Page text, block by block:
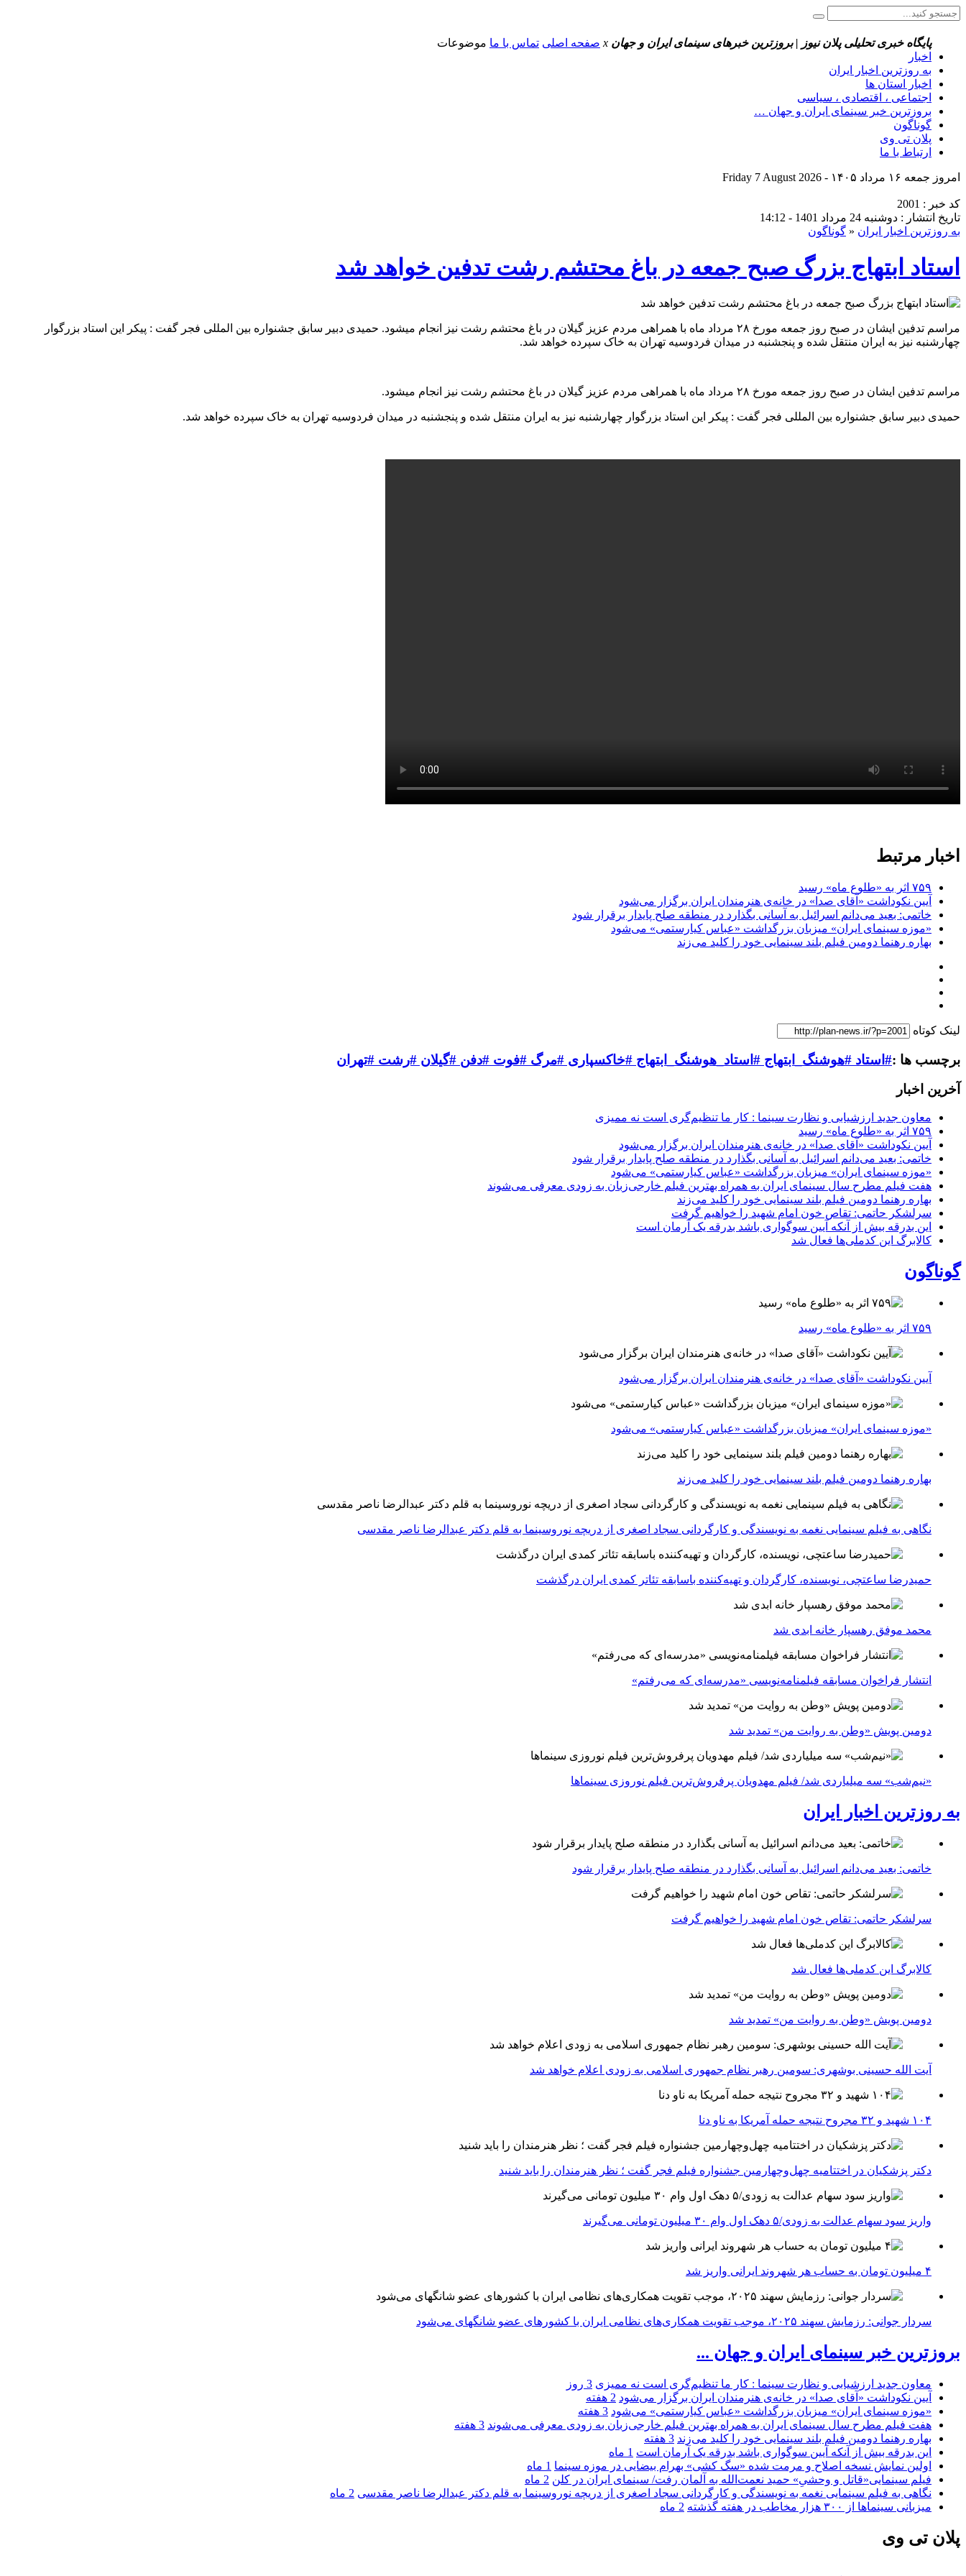
پایگاه خبری تحلیلی پلان نیوز | بروزترین خبرهای سینمای ایران و جهان x صفحه اصلی تماس با ما موضوعات
اخبار
به روزترین اخبار ایران
اخبار استان ها
اجتماعی ، اقتصادی ، سیاسی
بروزترین خبر سینمای ایران و جهان …
گوناگون
پلان تی وی
ارتباط با ما
امروز جمعه ۱۶ مرداد ۱۴۰۵ - Friday 7 August 2026
کد خبر : 2001
تاریخ انتشار : دوشنبه 24 مرداد 1401 - 14:12
به روزترین اخبار ایران « گوناگون
استاد ابتهاج بزرگ صبح جمعه در باغ محتشم رشت تدفین خواهد شد
مراسم تدفین ایشان در صبح روز جمعه مورخ ۲۸ مرداد ماه با همراهی مردم عزیز گیلان در باغ محتشم رشت نیز انجام میشود. حمیدی دبیر سابق جشنواره بین المللی فجر گفت : پیکر این استاد بزرگوار
چهارشنبه نیز به ایران منتقل شده و پنجشنبه در میدان فردوسیه تهران به خاک سپرده خواهد شد.
مراسم تدفین ایشان در صبح روز جمعه مورخ ۲۸ مرداد ماه با همراهی مردم عزیز گیلان در باغ محتشم رشت نیز انجام میشود.
حمیدی دبیر سابق جشنواره بین المللی فجر گفت : پیکر این استاد بزرگوار چهارشنبه نیز به ایران منتقل شده و پنجشنبه در میدان فردوسیه تهران به خاک سپرده خواهد شد.
اخبار مرتبط
۷۵۹ اثر به «طلوع ماه» رسید
آیین نکوداشت «آقای صدا» در خانه‌ی هنرمندان ایران برگزار می‌شود
خاتمی: بعید می‌دانم اسرائیل به آسانی بگذارد در منطقه صلح پایدار برقرار شود
«موزه سینمای ایران» میزبان بزرگداشت «عباس کیارستمی» می‌شود
بهاره رهنما دومین فیلم بلند سینمایی خود را کلید می‌زند
لینک کوتاه
برچسب ها :#استاد #هوشنگ_ابتهاج #استاد_هوشنگ_ابتهاج #خاکسپاری #مرگ #فوت #دفن #گیلان #رشت #تهران
آخرین اخبار
معاون جدید ارزشیابی و نظارت سینما : کار ما تنظیم‌گری است نه ممیزی
۷۵۹ اثر به «طلوع ماه» رسید
آیین نکوداشت «آقای صدا» در خانه‌ی هنرمندان ایران برگزار می‌شود
خاتمی: بعید می‌دانم اسرائیل به آسانی بگذارد در منطقه صلح پایدار برقرار شود
«موزه سینمای ایران» میزبان بزرگداشت «عباس کیارستمی» می‌شود
هفت فیلم مطرح سال سینمای ایران به همراه بهترین فیلم خارجی‌زبان به زودی معرفی می‌شوند
بهاره رهنما دومین فیلم بلند سینمایی خود را کلید می‌زند
سرلشکر حاتمی: تقاص خون امام شهید را خواهیم گرفت
این بدرقه بیش از آنکه آیین سوگواری باشد بدرقه یک آرمان است
کالابرگ این کدملی‌ها فعال شد
گوناگون
۷۵۹ اثر به «طلوع ماه» رسید
آیین نکوداشت «آقای صدا» در خانه‌ی هنرمندان ایران برگزار می‌شود
«موزه سینمای ایران» میزبان بزرگداشت «عباس کیارستمی» می‌شود
بهاره رهنما دومین فیلم بلند سینمایی خود را کلید می‌زند
نگاهی به فیلم سینمایی نغمه به نویسندگی و کارگردانی سجاد اصغری از دریچه نوروسینما به قلم دکتر عبدالرضا ناصر مقدسی
حمیدرضا ساعتچی، نویسنده، کارگردان و تهیه‌کننده باسابقه تئاتر کمدی ایران درگذشت
محمد موفق رهسپار خانه ابدی شد
انتشار فراخوان مسابقه فیلمنامه‌نویسی «مدرسه‌ای که می‌رفتم»
دومین پویش «وطن به روایت من» تمدید شد
«نیم‌شب» سه میلیاردی شد/ فیلم مهدویان پرفروش‌ترین فیلم نوروزی سینماها
به روزترین اخبار ایران
خاتمی: بعید می‌دانم اسرائیل به آسانی بگذارد در منطقه صلح پایدار برقرار شود
سرلشکر حاتمی: تقاص خون امام شهید را خواهیم گرفت
کالابرگ این کدملی‌ها فعال شد
دومین پویش «وطن به روایت من» تمدید شد
آیت الله حسینی بوشهری: سومین رهبر نظام جمهوری اسلامی به زودی اعلام خواهد شد
۱۰۴ شهید و ۳۲ مجروح نتیجه حمله آمریکا به ناو دنا
دکتر پزشکیان در اختتامیه چهل‌وچهارمین جشنواره فیلم فجر گفت ؛ نظر هنرمندان را باید شنید
واریز سود سهام عدالت به زودی/۵ دهک اول وام ۳۰ میلیون تومانی می‌گیرند
۴ میلیون تومان به حساب هر شهروند ایرانی واریز شد
سردار جوانی: رزمایش سهند ۲۰۲۵، موجب تقویت همکاری‌های نظامی ایران با کشور‌های عضو شانگهای می‌شود
بروزترین خبر سینمای ایران و جهان ...
معاون جدید ارزشیابی و نظارت سینما : کار ما تنظیم‌گری است نه ممیزی 3 روز
آیین نکوداشت «آقای صدا» در خانه‌ی هنرمندان ایران برگزار می‌شود 2 هفته
«موزه سینمای ایران» میزبان بزرگداشت «عباس کیارستمی» می‌شود 3 هفته
هفت فیلم مطرح سال سینمای ایران به همراه بهترین فیلم خارجی‌زبان به زودی معرفی می‌شوند 3 هفته
بهاره رهنما دومین فیلم بلند سینمایی خود را کلید می‌زند 3 هفته
این بدرقه بیش از آنکه آیین سوگواری باشد بدرقه یک آرمان است 1 ماه
اولین نمایش نسخه اصلاح و مرمت شده «سگ کشی» بهرام بیضایی در موزه سینما 1 ماه
فیلم سینمایی«قاتل و وحشیِ» حمید نعمت‌الله به آلمان رفت/ سینمای ایران در کلن 2 ماه
نگاهی به فیلم سینمایی نغمه به نویسندگی و کارگردانی سجاد اصغری از دریچه نوروسینما به قلم دکتر عبدالرضا ناصر مقدسی 2 ماه
میزبانی سینماها از ۳۰۰ هزار مخاطب در هفته گذشته
2 ماه
پلان تی وی